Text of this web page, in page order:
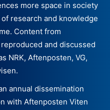
more space in society
research and knowledge
Content from
and discussed
NRK, Aftenposten, VG,
annual dissemination
with Aftenposten Viten